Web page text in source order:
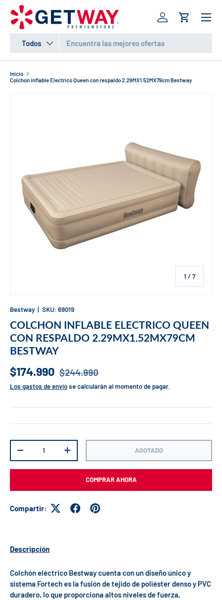
IR AL CONTENIDO
Todos
Iniciar sesión
Carrito
Inicio
Colchon inflable Electrico Queen con respaldo 2.29MX1.52MX79cm Bestway
1 / de
7
Bestway | SKU: 69019
COLCHON INFLABLE ELECTRICO QUEEN
CON RESPALDO 2.29MX1.52MX79CM
BESTWAY
$174.990 $244.990
Los gastos de envíose calcularán al momento de pagar.
-
+ AGOTADO
COMPRAR AHORA
Compartir:
Descripción
Colchón eléctrico Bestway cuenta con un diseño único y
sistema Fortech es la fusión de tejido de poliéster denso y PVC
duradero, lo que proporciona altos niveles de fuerza,